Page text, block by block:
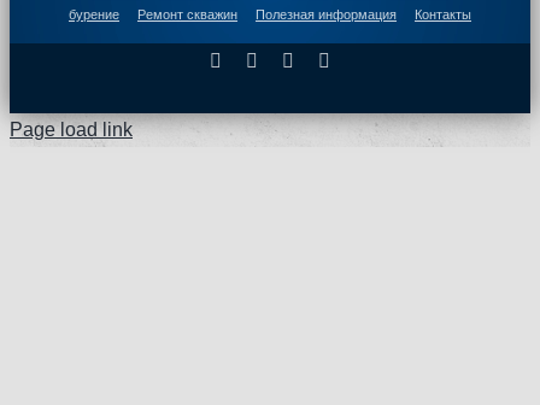
бурение
Ремонт скважин Полезная информация Контакты
Facebook Instagram
Page load link